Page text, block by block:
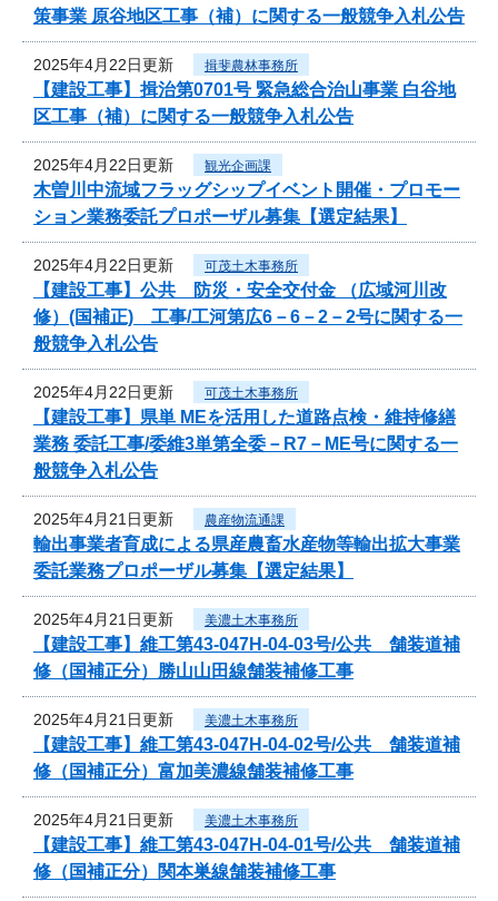
策事業 原谷地区工事（補）に関する一般競争入札公告
2025年4月22日更新 揖斐農林事務所
【建設工事】揖治第0701号 緊急総合治山事業 白谷地
区工事（補）に関する一般競争入札公告
2025年4月22日更新 観光企画課
木曽川中流域フラッグシップイベント開催・プロモー
ション業務委託プロポーザル募集【選定結果】
2025年4月22日更新 可茂土木事務所
【建設工事】公共 防災・安全交付金 （広域河川改
修）(国補正) 工事/工河第広6－6－2－2号に関する一
般競争入札公告
2025年4月22日更新 可茂土木事務所
【建設工事】県単 MEを活用した道路点検・維持修繕
業務 委託工事/委維3単第全委－R7－ME号に関する一
般競争入札公告
2025年4月21日更新 農産物流通課
輸出事業者育成による県産農畜水産物等輸出拡大事業
委託業務プロポーザル募集【選定結果】
2025年4月21日更新 美濃土木事務所
【建設工事】維工第43-047H-04-03号/公共 舗装道補
修（国補正分）勝山山田線舗装補修工事
2025年4月21日更新 美濃土木事務所
【建設工事】維工第43-047H-04-02号/公共 舗装道補
修（国補正分）富加美濃線舗装補修工事
2025年4月21日更新 美濃土木事務所
【建設工事】維工第43-047H-04-01号/公共 舗装道補
修（国補正分）関本巣線舗装補修工事